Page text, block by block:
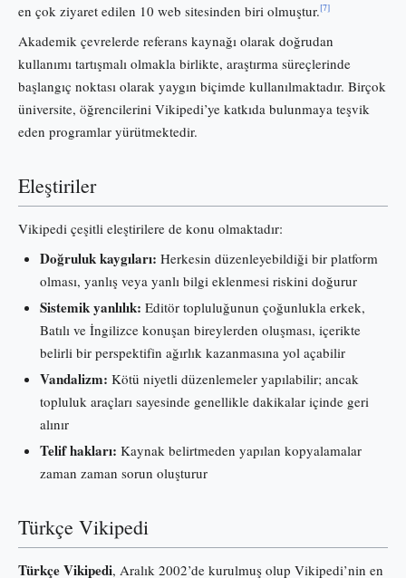
en çok ziyaret edilen 10 web sitesinden biri olmuştur.[7]
Akademik çevrelerde referans kaynağı olarak doğrudan
kullanımı tartışmalı olmakla birlikte, araştırma süreçlerinde
başlangıç noktası olarak yaygın biçimde kullanılmaktadır. Birçok
üniversite, öğrencilerini Vikipedi’ye katkıda bulunmaya teşvik
eden programlar yürütmektedir.
Eleştiriler
Vikipedi çeşitli eleştirilere de konu olmaktadır:
Doğruluk kaygıları: Herkesin düzenleyebildiği bir platform
olması, yanlış veya yanlı bilgi eklenmesi riskini doğurur
Sistemik yanlılık: Editör topluluğunun çoğunlukla erkek,
Batılı ve İngilizce konuşan bireylerden oluşması, içerikte
belirli bir perspektifin ağırlık kazanmasına yol açabilir
Vandalizm: Kötü niyetli düzenlemeler yapılabilir; ancak
topluluk araçları sayesinde genellikle dakikalar içinde geri
alınır
Telif hakları: Kaynak belirtmeden yapılan kopyalamalar
zaman zaman sorun oluşturur
Türkçe Vikipedi
Türkçe Vikipedi, Aralık 2002’de kurulmuş olup Vikipedi’nin en